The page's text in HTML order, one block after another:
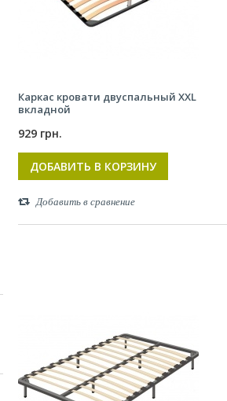
Каркас кровати двуспальный XXL
вкладной
929 грн.
ДОБАВИТЬ В КОРЗИНУ
Добавить в сравнение